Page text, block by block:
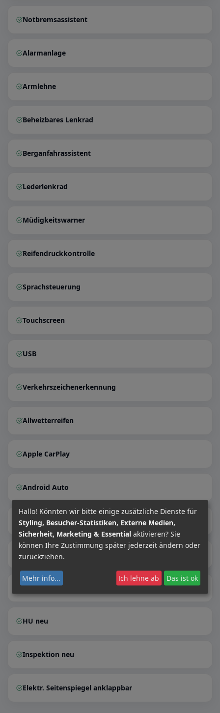
Notbremsassistent
Alarmanlage
Armlehne
Beheizbares Lenkrad
Berganfahrassistent
Lederlenkrad
Müdigkeitswarner
Reifendruckkontrolle
Sprachsteuerung
Touchscreen
USB
Verkehrszeichenerkennung
Allwetterreifen
Apple CarPlay
Android Auto
Volldigitales Kombiinstrument
Gepäckraumabtrennung
Geschwindigkeitsbegrenzer
HU neu
Inspektion neu
Elektr. Seitenspiegel anklappbar
Hallo! Könnten wir bitte einige zusätzliche Dienste für
Styling, Besucher-Statistiken, Externe Medien,
Sicherheit, Marketing & Essential aktivieren? Sie
können Ihre Zustimmung später jederzeit ändern oder
zurückziehen.
Mehr info... Ich lehne ab Das ist ok